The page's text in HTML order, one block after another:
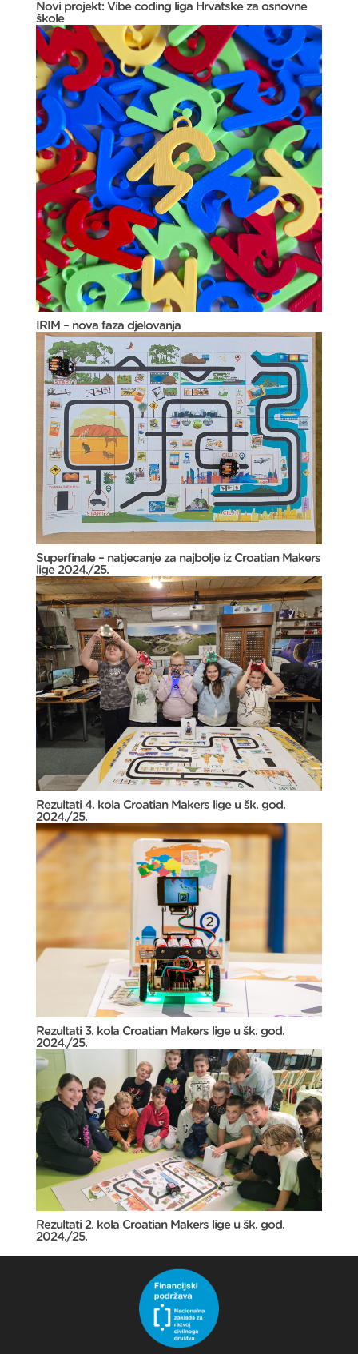
Novi projekt: Vibe coding liga Hrvatske za osnovne
škole
IRIM – nova faza djelovanja
Superfinale – natjecanje za najbolje iz Croatian Makers
lige 2024./25.
Rezultati 4. kola Croatian Makers lige u šk. god.
2024./25.
Rezultati 3. kola Croatian Makers lige u šk. god.
2024./25.
Rezultati 2. kola Croatian Makers lige u šk. god.
2024./25.